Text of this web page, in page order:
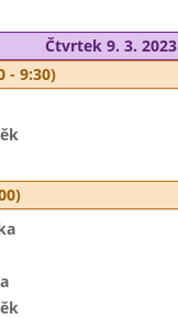
Čtvrtek 9. 3. 2023
- 9:30)